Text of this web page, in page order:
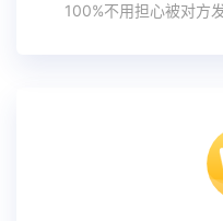
100%不用担心被对方